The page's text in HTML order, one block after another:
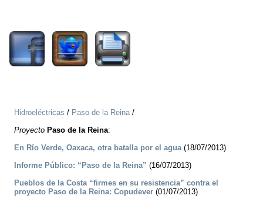
Hidroeléctricas / Paso de la Reina/
Proyecto Paso de la Reina:
En Río Verde, Oaxaca, otra batalla por el agua(18/07/2013)
Informe Público: “Paso de la Reina” (16/07/2013)
Pueblos de la Costa “firmes en su resistencia” contra el
proyecto Paso de la Reina: Copudever (01/07/2013)